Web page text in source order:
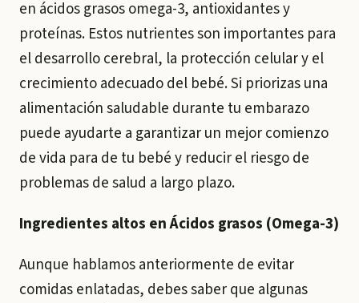
en ácidos grasos omega-3, antioxidantes y
proteínas. Estos nutrientes son importantes para
el desarrollo cerebral, la protección celular y el
crecimiento adecuado del bebé. Si priorizas una
alimentación saludable durante tu embarazo
puede ayudarte a garantizar un mejor comienzo
de vida para de tu bebé y reducir el riesgo de
problemas de salud a largo plazo.
Ingredientes altos en Ácidos grasos (Omega-3)
Aunque hablamos anteriormente de evitar
comidas enlatadas, debes saber que algunas